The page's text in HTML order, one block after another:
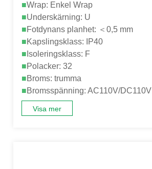
■Wrap: Enkel Wrap
■Underskärning: U
■Fotdynans planhet: ＜0,5 mm
■Kapslingsklass: IP40
■ Isoleringsklass: F
■Polacker: 32
■Broms: trumma
■Bromsspänning: AC110V/DC110V
Visa mer